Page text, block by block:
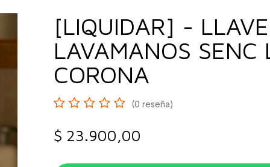
[LIQUIDAR] - LLAVE
LAVAMANOS SENC
CORONA
(0 reseña)
$ 23.900,00